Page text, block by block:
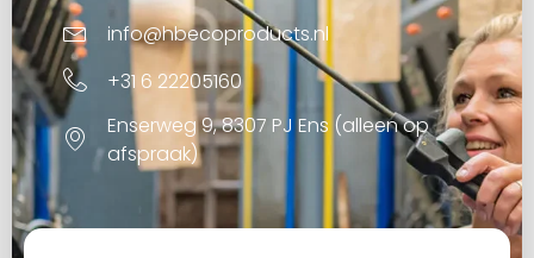
info@hbecoproducts.nl
+31 6 22205160
Enserweg 9, 8307 PJ Ens (alleen op
afspraak)